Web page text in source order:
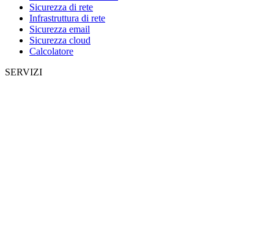
Sicurezza di rete
Infrastruttura di rete
Sicurezza email
Sicurezza cloud
Calcolatore
SERVIZI